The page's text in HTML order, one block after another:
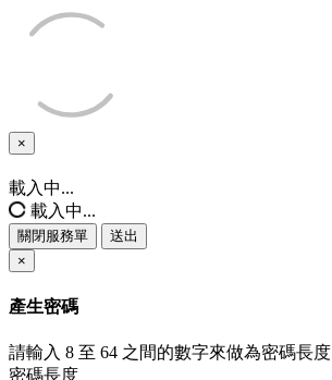
×
關
閉
服
務
單
載入中...
載入中...
關閉服務單
送出
×
產生密碼
請輸入 8 至 64 之間的數字來做為密碼長度
密碼長度